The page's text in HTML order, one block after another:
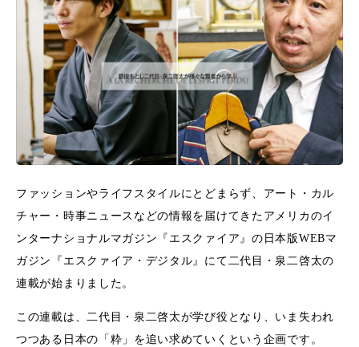
ファッションやライフスタイルにとどまらず、アート・カル
チャー・時事ニュースなどの情報を届けてきたアメリカのイ
ンターナショナルマガジン『エスクァイア』の日本版WEBマ
ガジン『エスクァイア・デジタル』にて二代目・泉二啓太の
連載が始まりました。
この連載は、二代目・泉二啓太が学び役となり、いま失われ
つつある日本の「粋」を追い求めていくという企画です。